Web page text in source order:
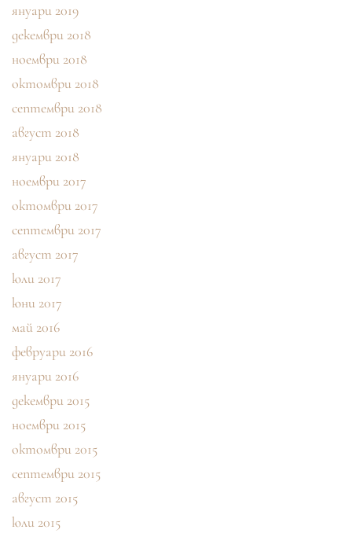
януари 2019
декември 2018
ноември 2018
октомври 2018
септември 2018
август 2018
януари 2018
ноември 2017
октомври 2017
септември 2017
август 2017
юли 2017
юни 2017
май 2016
февруари 2016
януари 2016
декември 2015
ноември 2015
октомври 2015
септември 2015
август 2015
юли 2015